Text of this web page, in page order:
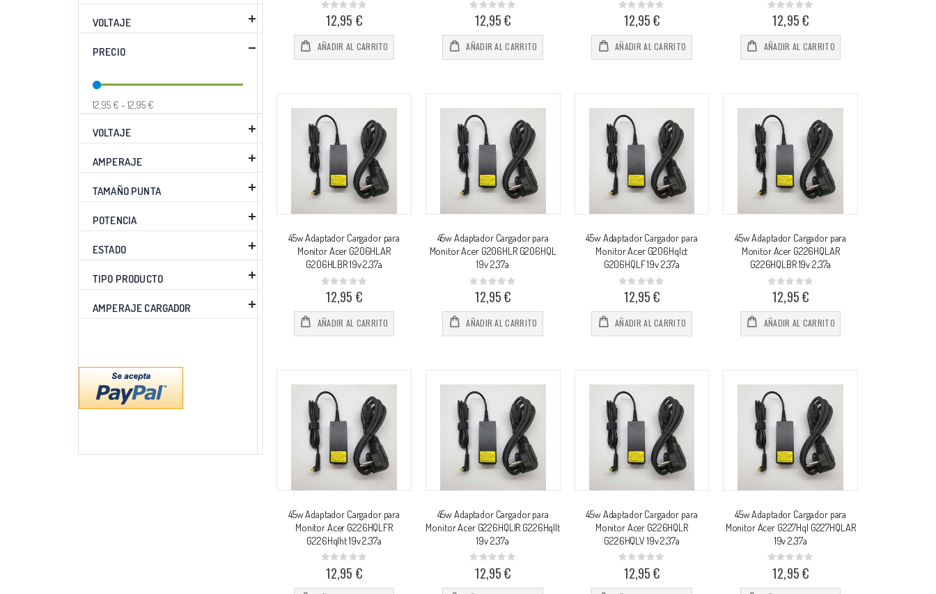
Rating:
0%
12,95 €
AÑADIR AL CARRITO
Rating:
0%
12,95 €
AÑADIR AL CARRITO
Rating:
0%
12,95 €
AÑADIR AL CARRITO
Rating:
0%
12,95 €
AÑADIR AL CARRITO
45w Adaptador Cargador para
Monitor Acer G206HLAR
G206HLBR 19v 2,37a
Rating:
0%
12,95 €
AÑADIR AL CARRITO
45w Adaptador Cargador para
Monitor Acer G206HLR G206HQL
19v 2,37a
Rating:
0%
12,95 €
AÑADIR AL CARRITO
45w Adaptador Cargador para
Monitor Acer G206Hqlct
G206HQLF 19v 2,37a
Rating:
0%
12,95 €
AÑADIR AL CARRITO
45w Adaptador Cargador para
Monitor Acer G226HQLAR
G226HQLBR 19v 2,37a
Rating:
0%
12,95 €
AÑADIR AL CARRITO
45w Adaptador Cargador para
Monitor Acer G226HQLFR
G226Hqlht 19v 2,37a
Rating:
0%
12,95 €
45w Adaptador Cargador para
Monitor Acer G226HQLIR G226Hqllt
19v 2,37a
Rating:
0%
12,95 €
45w Adaptador Cargador para
Monitor Acer G226HQLR
G226HQLV 19v 2,37a
Rating:
0%
12,95 €
45w Adaptador Cargador para
Monitor Acer G227Hql G227HQLAR
19v 2,37a
Rating:
0%
12,95 €
VOLTAJE
PRECIO
12,95 € - 12,95 €
VOLTAJE
AMPERAJE
TAMAÑO PUNTA
POTENCIA
ESTADO
TIPO PRODUCTO
AMPERAJE CARGADOR